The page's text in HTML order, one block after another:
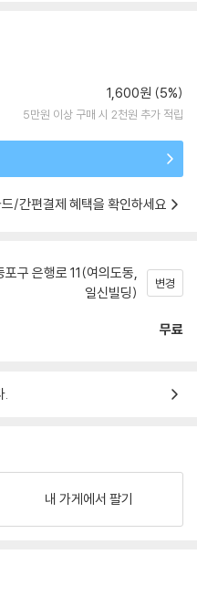
1,600원 (5%)
5만원 이상 구매 시 2천원 추가 적립
/간편결제 혜택을 확인하세요
포구 은행로 11(여의도동,
일신빌딩)
변경
무료
.
내 가게에서 팔기